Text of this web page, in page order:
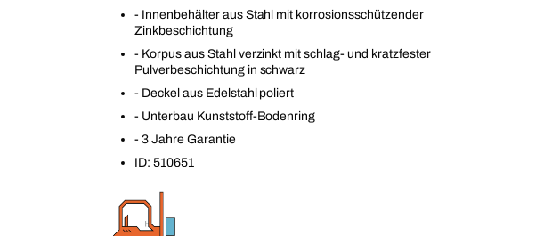
- Innenbehälter aus Stahl mit korrosionsschützender
Zinkbeschichtung
- Korpus aus Stahl verzinkt mit schlag- und kratzfester
Pulverbeschichtung in schwarz
- Deckel aus Edelstahl poliert
- Unterbau Kunststoff-Bodenring
- 3 Jahre Garantie
ID: 510651